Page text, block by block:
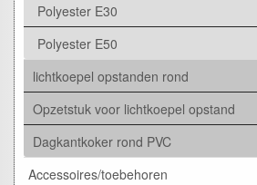
Polyester E30
Polyester E50
lichtkoepel opstanden rond
Opzetstuk voor lichtkoepel opstand
Dagkantkoker rond PVC
Accessoires/toebehoren